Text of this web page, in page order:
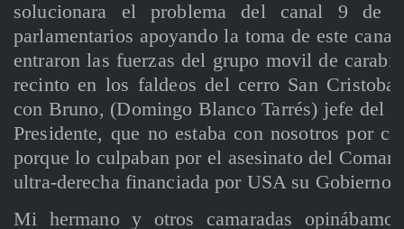
solucionara el problema del canal 9 de
parlamentarios apoyando la toma de este
entraron las fuerzas del grupo movil de
recinto en los faldeos del cerro San
con Bruno, (Domingo Blanco Tarrés) jefe del
Presidente, que no estaba con nosotros por
porque lo culpaban por el asesinato del
ultra-derecha financiada por USA su Gobierno
Mi hermano y otros camaradas